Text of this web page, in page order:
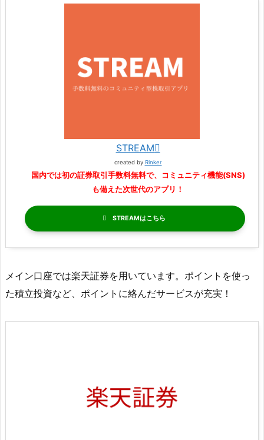
STREAM
created by Rinker
国内では初の証券取引手数料無料で、コミュニティ機能(SNS)
も備えた次世代のアプリ！
STREAM
メイン口座では楽天証券を用いています。ポイントを使っ
た積立投資など、ポイントに絡んだサービスが充実！